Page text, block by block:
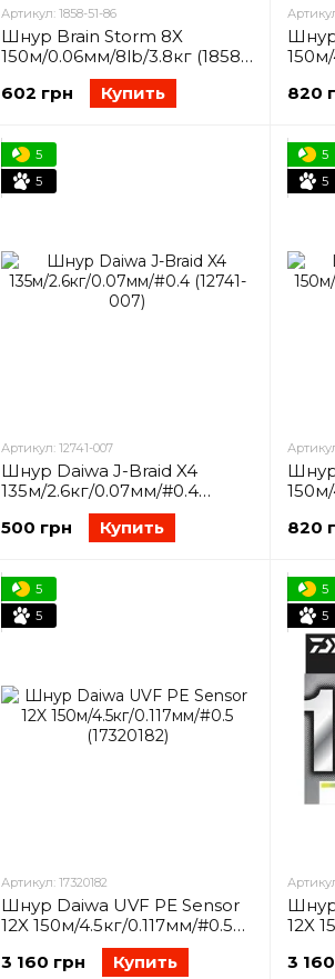
Артикул: 1858-51-86
Шнур Brain Storm 8X
150м/0.06мм/8lb/3.8кг (1858-
602 грн Купить 820
5
5
Артикул: 12741-007
Шнур Daiwa J-Braid X4
135м/2.6кг/0.07мм/#0.4
(12741-007)
500 грн Купить
5
5
820
5
5
Артикул: 17320182
Шнур Daiwa UVF PE Sensor
12X 150м/4.5кг/0.117мм/#0.5
3 160 грн Купить
5
5
Шнур
12X
3